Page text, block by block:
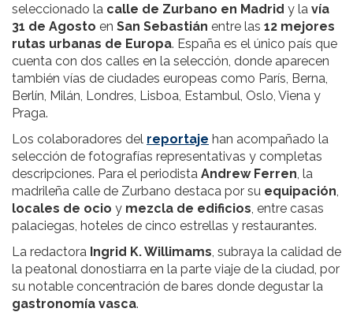
seleccionado la calle de Zurbano en Madrid y la vía
31 de Agosto en San Sebastián entre las 12 mejores
rutas urbanas de Europa. España es el único país que
cuenta con dos calles en la selección, donde aparecen
también vías de ciudades europeas como París, Berna,
Berlín, Milán, Londres, Lisboa, Estambul, Oslo, Viena y
Praga.
Los colaboradores del reportaje han acompañado la
selección de fotografías representativas y completas
descripciones. Para el periodista Andrew Ferren, la
madrileña calle de Zurbano destaca por su equipación,
locales de ocio y mezcla de edificios, entre casas
palaciegas, hoteles de cinco estrellas y restaurantes.
La redactora Ingrid K. Willimams, subraya la calidad de
la peatonal donostiarra en la parte viaje de la ciudad, por
su notable concentración de bares donde degustar la
gastronomía vasca.